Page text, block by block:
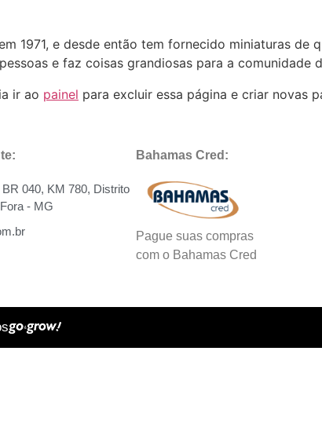
1971, e desde então tem fornecido miniaturas de
e faz coisas grandiosas para a comunidade
ir ao painel para excluir essa página e criar novas
040, KM 780, Distrito
- MG
Bahamas Cred:
Pague suas compras
com o Bahamas Cred